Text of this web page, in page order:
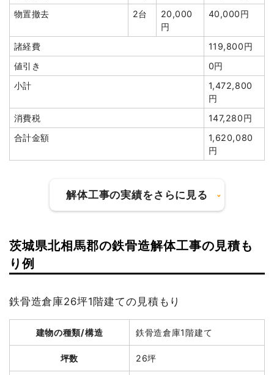
建物の種類/構造 木造住宅2階建て
金額
木造住宅39坪2階建て
39坪 28,000円
1,092,000円
ブロック塀撤去
2面 50,000円
100,000円
土間コンクリート撤去
諸経費
119,800円
値引き
消費税
169,680円
物置撤去
2台
20,000
円
40,000円
諸経費
119,800円
値引き
0円
小計
1,472,800
円
消費税
147,280円
合計金額
1,620,080
円
解体工事の実績をさらに見る
建物の種類/構造 軽量鉄骨造住宅1階建て
坪数 11坪
建物解体費用 18万200円
総額 91万9,820円
品名 数量 単価
金額
茨城県北相馬郡の鉄骨造解体工事の見積も
り例
鉄骨造倉庫26坪1階建ての見積もり
建物の種類/構造 鉄骨造倉庫1階建て
坪数 26坪